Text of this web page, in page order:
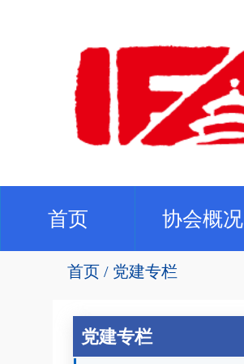
首页(current)协会概况
首页 党建专栏
党建专栏